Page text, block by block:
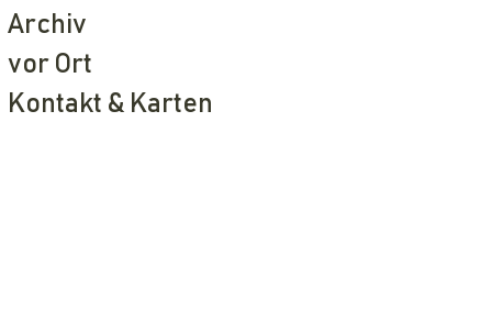
Archiv
vor Ort
Kontakt & Karten